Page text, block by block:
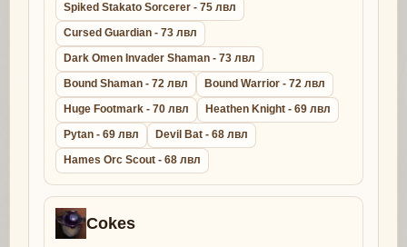
Spiked Stakato Sorcerer - 75 лвл
Cursed Guardian - 73 лвл
Dark Omen Invader Shaman - 73 лвл
Bound Shaman - 72 лвл
Bound Warrior - 72 лвл
Huge Footmark - 70 лвл
Heathen Knight - 69 лвл
Pytan - 69 лвл
Devil Bat - 68 лвл
Hames Orc Scout - 68 лвл
Cokes